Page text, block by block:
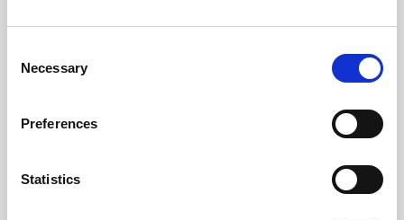
Selection
Necessary
Preferences
Statistics